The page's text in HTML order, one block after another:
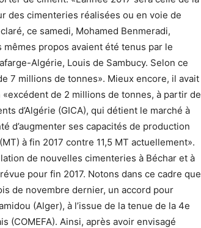
des cimenteries réalisées ou en voie de
ce samedi, Mohamed Benmeradi,
mêmes propos avaient été tenus par le
Algérie, Louis de Sambucy. Selon ce
7 millions de tonnes». Mieux encore, il avait
de 2 millions de tonnes, à partir de
d’Algérie (GICA), qui détient le marché à
d’augmenter ses capacités de production
à fin 2017 contre 11,5 MT actuellement».
de nouvelles cimenteries à Béchar et à
pour fin 2017. Notons dans ce cadre que
de novembre dernier, un accord pour
(Alger), à l’issue de la tenue de la 4e
(COMEFA). Ainsi, après avoir envisagé